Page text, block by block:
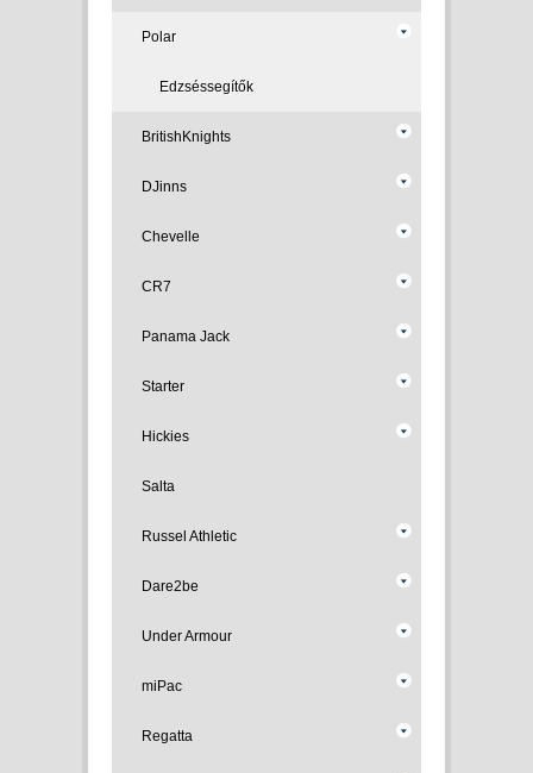
Polar
Edzséssegítők
BritishKnights
DJinns
Chevelle
CR7
Panama Jack
Starter
Hickies
Salta
Russel Athletic
Dare2be
Under Armour
miPac
Regatta